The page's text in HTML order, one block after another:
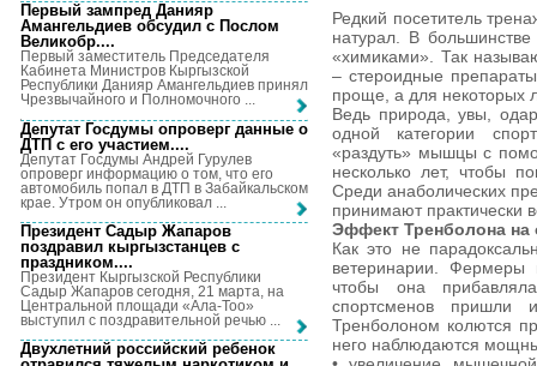
Редкий посетитель
натурал. В
«химиками». Так
– стероидные
проще, а для некоторых
Ведь природа, увы,
одной категории
«раздуть» мышцы с
несколько лет, чтобы
Среди анаболических
принимают практически
Эффект Тренболона на
Как это не
ветеринарии. Фермеры
чтобы она
спортсменов пришли
Тренболоном колются
него наблюдаются
Первый зампред Данияр
Амангельдиев обсудил с Послом
Великобр....
Первый заместитель Председателя
Кабинета Министров Кыргызской
Республики Данияр Амангельдиев принял
Чрезвычайного и Полномочного ...
Депутат Госдумы опроверг данные о
ДТП с его участием....
Депутат Госдумы Андрей Гурулев
опроверг информацию о том, что его
автомобиль попал в ДТП в Забайкальском
крае. Утром он опубликовал ...
Президент Садыр Жапаров
поздравил кыргызстанцев с
праздником....
Президент Кыргызской Республики
Садыр Жапаров сегодня, 21 марта, на
Центральной площади «Ала-Тоо»
выступил с поздравительной речью ...
Двухлетний российский ребенок